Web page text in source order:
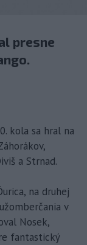
presne
kola sa hral na
a Strnad.
na druhej
v
Nosek,
fantastický